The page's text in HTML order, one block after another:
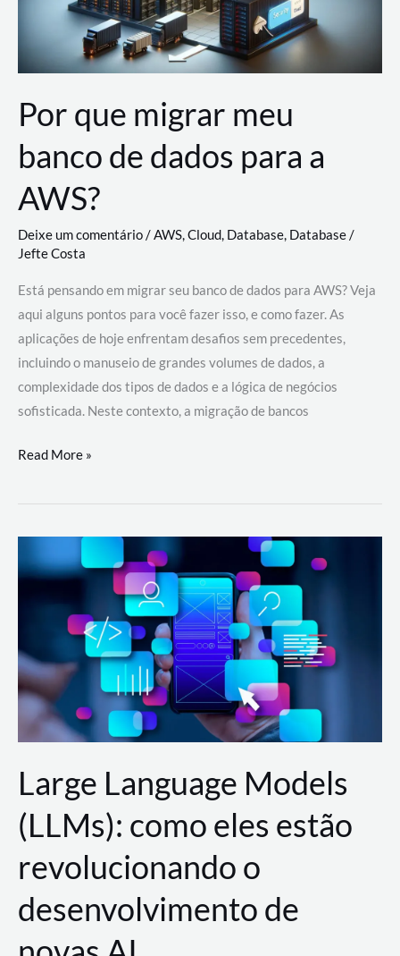
Por que migrar meu
banco de dados para a
AWS?
Deixe um comentário/AWS,Cloud, Database, Database/
Jefte Costa
Está pensando em migrar seu banco de dados para AWS? Veja
aqui alguns pontos para você fazer isso, e como fazer. As
aplicações de hoje enfrentam desafios sem precedentes,
incluindo o manuseio de grandes volumes de dados, a
complexidade dos tipos de dados e a lógica de negócios
sofisticada. Neste contexto, a migração de bancos
Por
migrar
de
a
AWS?
Read More »
Large Language Models
(LLMs): como eles estão
revolucionando o
desenvolvimento de